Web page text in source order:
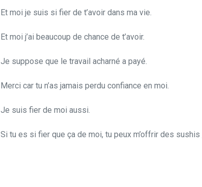
Et moi je suis si fier de t’avoir dans ma vie.
Et moi j’ai beaucoup de chance de t’avoir.
Je suppose que le travail acharné a payé.
Merci car tu n’as jamais perdu confiance en moi.
Je suis fier de moi aussi.
Si tu es si fier que ça de moi, tu peux m’offrir des sushis